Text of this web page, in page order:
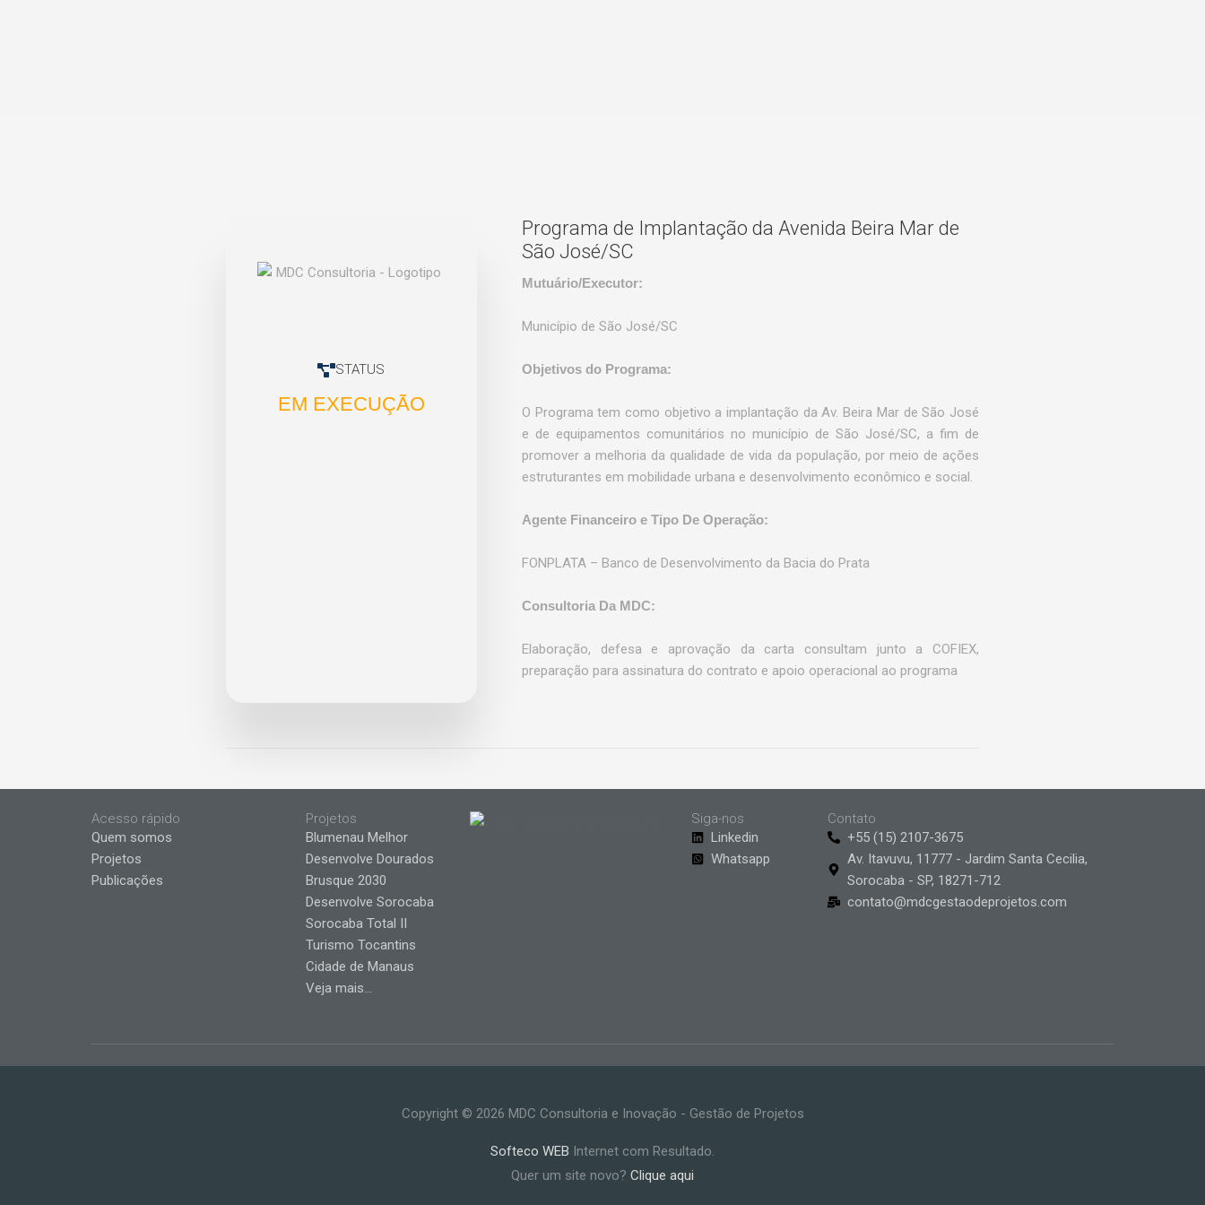
STATUS
EM EXECUÇÃO
Programa de Implantação da Avenida Beira Mar de
São José/SC
Mutuário/Executor:
Município de São José/SC
Objetivos do Programa:
O Programa tem como objetivo a implantação da Av. Beira Mar de São José
e de equipamentos comunitários no município de São José/SC, a fim de
promover a melhoria da qualidade de vida da população, por meio de ações
estruturantes em mobilidade urbana e desenvolvimento econômico e social.
Agente Financeiro e Tipo De Operação:
FONPLATA – Banco de Desenvolvimento da Bacia do Prata
Consultoria Da MDC:
Elaboração, defesa e aprovação da carta consultam junto a COFIEX,
preparação para assinatura do contrato e apoio operacional ao programa
Acesso rápido
Quem somos
Projetos
Publicações
Projetos
Blumenau Melhor
Desenvolve Dourados
Brusque 2030
Desenvolve Sorocaba
Sorocaba Total II
Turismo Tocantins
Cidade de Manaus
Veja mais...
Siga-nos
Linkedin
Whatsapp
Contato
+55 (15) 2107-3675
Av. Itavuvu, 11777 - Jardim Santa Cecilia,
Sorocaba - SP, 18271-712
contato@mdcgestaodeprojetos.com
Copyright © 2026 MDC Consultoria e Inovação - Gestão de Projetos
Softeco WEB Internet com Resultado.
Quer um site novo? Clique aqui